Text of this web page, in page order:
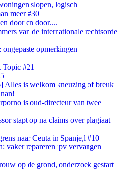
slopen, logisch
meer #30
door en door....
van de internationale rechtsorde
opmerkingen
#21
Alles is welkom kneuzing of breuk
is oud-directeur van twee
stapt op na claims over plagiaat
naar Ceuta in Spanje,l #10
vaker repareren ipv vervangen
op de grond, onderzoek gestart